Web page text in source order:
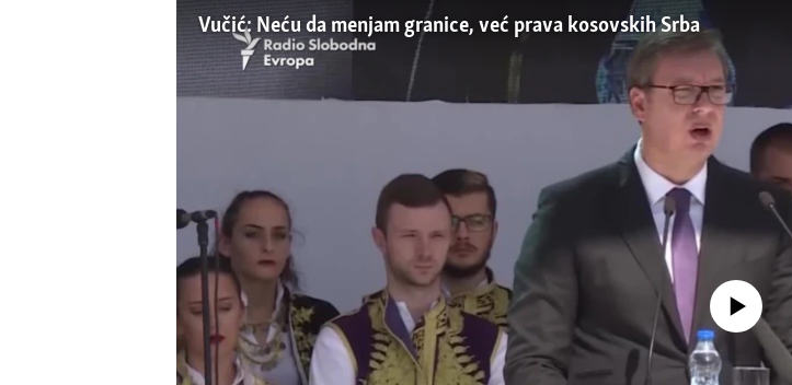
TRI DECENIJE OD RATA U BIH
Vučić: Neću da menjam granice, već prava kosovskih Srba
No media source